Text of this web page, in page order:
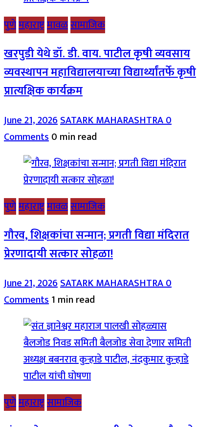
पुणेमहाराष्ट्रमावळसामाजिक
खरपुडी येथे डॉ. डी. वाय. पाटील कृषी व्यवसाय
व्यवस्थापन महाविद्यालयाच्या विद्यार्थ्यांतर्फे कृषी
प्रात्यक्षिक कार्यक्रम
June 21, 2026SATARK MAHARASHTRA0
Comments0 min read
पुणेमहाराष्ट्रमावळसामाजिक
गौरव, शिक्षकांचा सन्मान; प्रगती विद्या मंदिरात
प्रेरणादायी सत्कार सोहळा!
June 21, 2026SATARK MAHARASHTRA0
Comments1 min read
पुणेमहाराष्ट्रसामाजिक